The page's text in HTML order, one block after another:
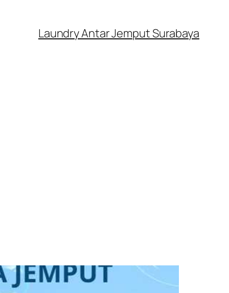
Laundry Antar Jemput Surabaya